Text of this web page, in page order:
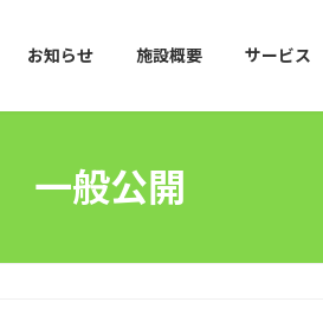
お知らせ 施設概要 サービス
一般公開